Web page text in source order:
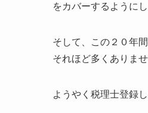
をカバーするように
そして、この２０年
それほど多くありま
ようやく税理士登録